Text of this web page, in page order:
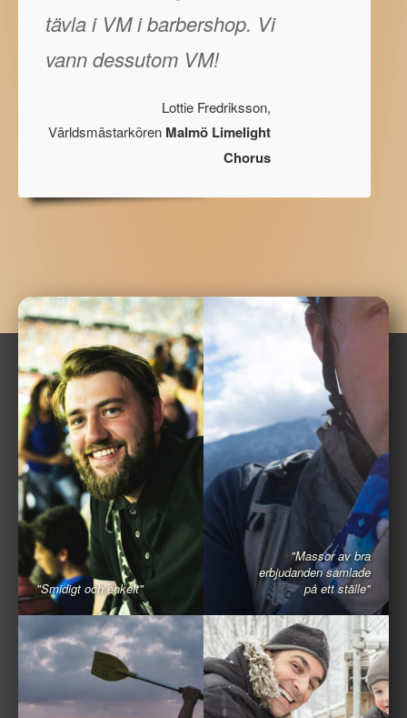
tävla i VM i barbershop. Vi
vann dessutom VM!
Lottie Fredriksson,
Världsmästarkören Malmö Limelight
Chorus
"Smidigt och enkelt"
"Massor av bra
erbjudanden samlade
på ett ställe"